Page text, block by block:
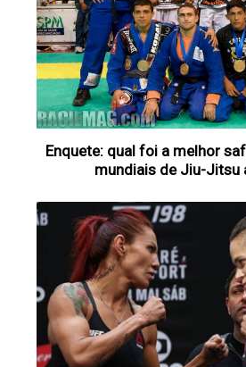
Enquete: qual foi a melhor
mundiais de Jiu-Jitsu